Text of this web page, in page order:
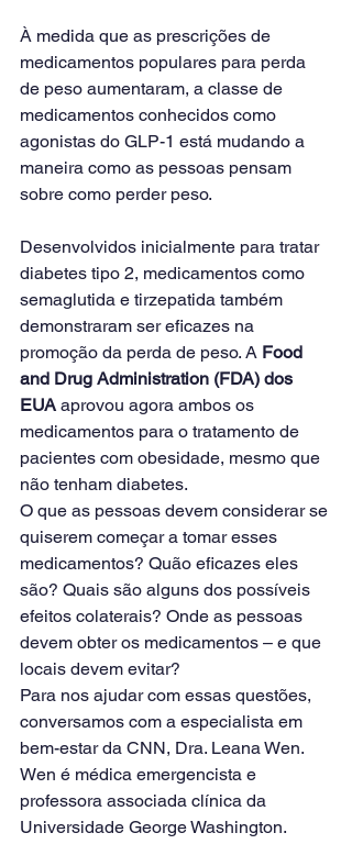
À medida que as prescrições de
medicamentos populares para perda
de peso aumentaram, a classe de
medicamentos conhecidos como
agonistas do GLP-1 está mudando a
maneira como as pessoas pensam
sobre como perder peso.
Desenvolvidos inicialmente para tratar
diabetes tipo 2, medicamentos como
semaglutida e tirzepatida também
demonstraram ser eficazes na
promoção da perda de peso. A Food
and Drug Administration (FDA) dos
EUA aprovou agora ambos os
medicamentos para o tratamento de
pacientes com obesidade, mesmo que
não tenham diabetes.
O que as pessoas devem considerar se
quiserem começar a tomar esses
medicamentos? Quão eficazes eles
são? Quais são alguns dos possíveis
efeitos colaterais? Onde as pessoas
devem obter os medicamentos – e que
locais devem evitar?
Para nos ajudar com essas questões,
conversamos com a especialista em
bem-estar da CNN, Dra. Leana Wen.
Wen é médica emergencista e
professora associada clínica da
Universidade George Washington.